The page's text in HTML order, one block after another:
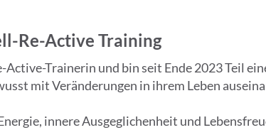
Re-Active Training
Trainerin und bin seit Ende 2023 Teil
mit Veränderungen in ihrem Leben
innere Ausgeglichenheit und